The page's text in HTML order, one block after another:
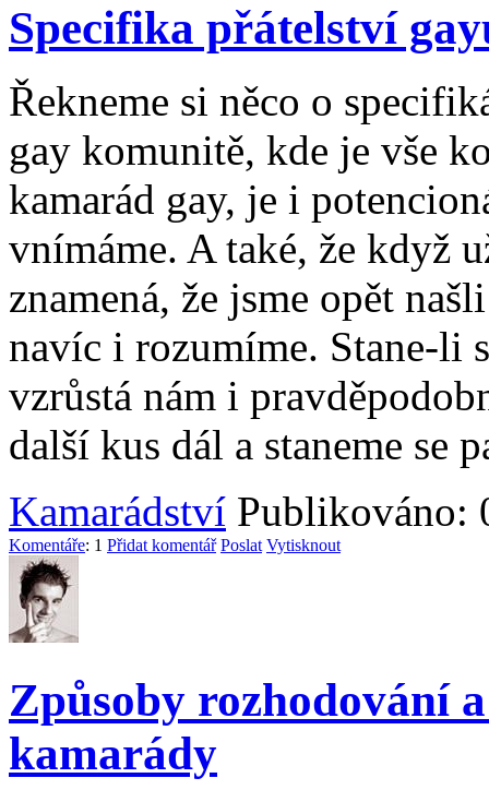
Specifika přátelství
Řekneme si něco o
gay komunitě, kde je vše
kamarád gay, je i
vnímáme. A také, že když
znamená, že jsme opět
navíc i rozumíme. Stane-li
vzrůstá nám i
další kus dál a staneme se
Kamarádství Publikováno:
Komentáře: 1 Přidat komentář Poslat Vytisknout
Způsoby rozhodování
kamarády